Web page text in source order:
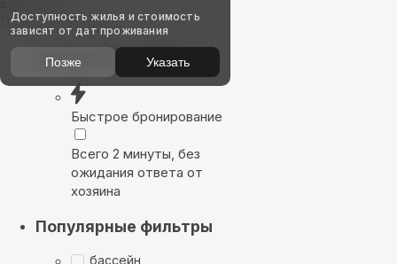
Показать на карте
Выбирайте лучшее
Быстрое бронирование
Всего 2 минуты, без
ожидания ответа от
хозяина
Популярные фильтры
бассейн
Доступность жилья и стоимость
зависят от дат проживания
Позже Указать